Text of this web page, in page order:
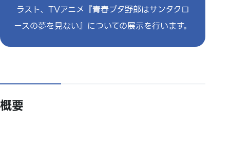
ラスト、TVアニメ『青春ブタ野郎はサンタクロ
ースの夢を見ない』 についての展示を行います。
概要